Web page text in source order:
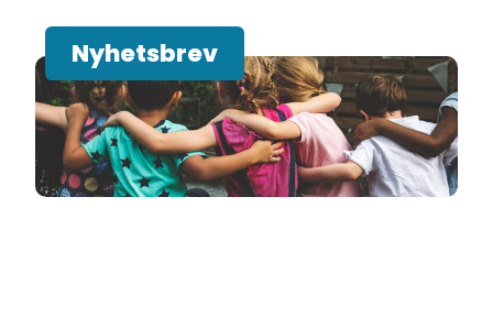
Nyhetsbrev